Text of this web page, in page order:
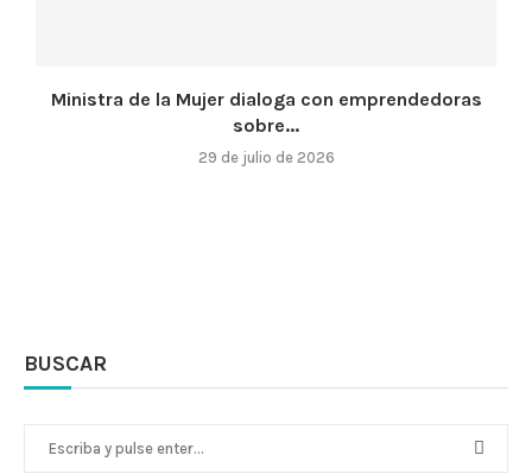
Ministra de la Mujer dialoga con emprendedoras
sobre...
29 de julio de 2026
BUSCAR